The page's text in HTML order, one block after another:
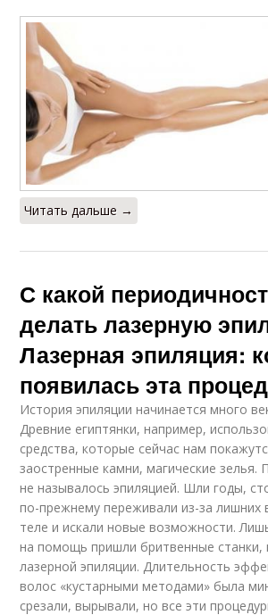
Читать дальше →
С какой
делать лазерную
Лазерная эпиляция:
появилась эта
История эпиляции начинается много
Древние египтянки, например,
средства, которые сейчас нам
заостренные камни, магические зелья.
не называлось эпиляцией. Шли годы,
по-прежнему переживали из-за лишних
теле и искали новые возможности.
на помощь пришли бритвенные станки,
лазерной эпиляции. Длительность
волос «кустарными методами» была
срезали, вырывали, но все эти